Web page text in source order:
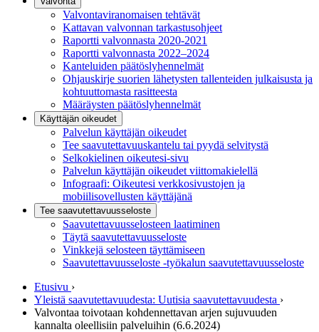
Valvontaviranomaisen tehtävät
Kattavan valvonnan tarkastusohjeet
Raportti valvonnasta 2020-2021
Raportti valvonnasta 2022–2024
Kanteluiden päätöslyhennelmät
Ohjauskirje suorien lähetysten tallenteiden julkaisusta ja
kohtuuttomasta rasitteesta
Määräysten päätöslyhennelmät
Käyttäjän oikeudet
Palvelun käyttäjän oikeudet
Tee saavutettavuuskantelu tai pyydä selvitystä
Selkokielinen oikeutesi-sivu
Palvelun käyttäjän oikeudet viittomakielellä
Infograafi: Oikeutesi verkkosivustojen ja
mobiilisovellusten käyttäjänä
Tee saavutettavuusseloste
Saavutettavuus­selosteen laatiminen
Täytä saavutettavuusseloste
Vinkkejä selosteen täyttämiseen
Saavutettavuusseloste -työkalun saavutettavuusseloste
Etusivu ›
Yleistä saavutettavuudesta: Uutisia saavutettavuudesta ›
Valvontaa toivotaan kohdennettavan arjen sujuvuuden
kannalta oleellisiin palveluihin (6.6.2024)